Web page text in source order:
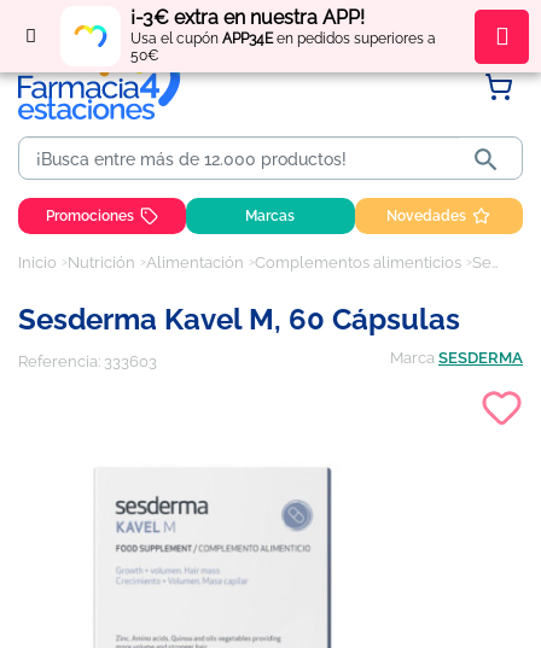
¡-3€ extra en nuestra APP!
Usa el cupón APP34Een pedidos superiores a
50€
Regístratey obténpuntos por tus compras

Promociones Marcas Novedades
Inicio Nutrición Alimentación Complementos alimenticios Sesderma Kavel M, 60 cápsulas
Sesderma Kavel M, 60 Cápsulas
Referencia: 333603 Marca SESDERMA